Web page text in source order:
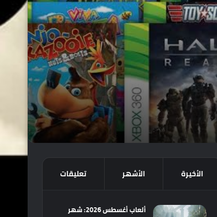
الأخيرة الأشهر تعليقات
ألعاب أغسطس 2026: شهر